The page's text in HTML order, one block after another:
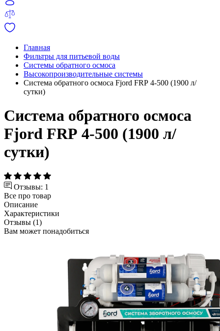
Главная
Фильтры для питьевой воды
Системы обратного осмоса
Высокопроизводительные системы
Система обратного осмоса Fjord FRР 4-500 (1900 л/
сутки)
Система обратного осмоса
Fjord FRР 4-500 (1900 л/
сутки)
Отзывы: 1
Все про товар
Описание
Характеристики
Отзывы (1)
Вам может понадобиться